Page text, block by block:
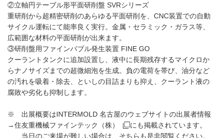
②立軸円テーブル形平面研削盤 SVRシリーズ
重研削から超精密研削のあらゆる平面研削を、CNC装置での自動
サイクル運転にて能率良く実行。金属・セラミック・ガラス等、
広範囲な材料の平面研削が出来ます。
③研削盤用ファインバブル発生装置 FINE GO
クーラントタンクに追加設置し、液中に長期残存するマイクロか
らナノサイズまでの超微細泡を生成。負の電荷を帯び、油分など
の汚れを吸着・除去、といしの目詰まりも抑え、クーラント液の
腐敗や劣化も抑制します。
※ 出展概要はINTERMOLD 名古屋のウェブサイトの出展者情報
→住友重機械ファインテック（株）
にも掲載されています。
当日のご来場が難しい場合は、そちらも是非閲覧ください。